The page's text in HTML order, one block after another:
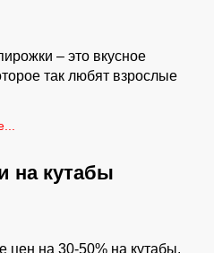
– это вкусное
так любят взрослые
на кутабы
цен на 30-50% на кутабы.